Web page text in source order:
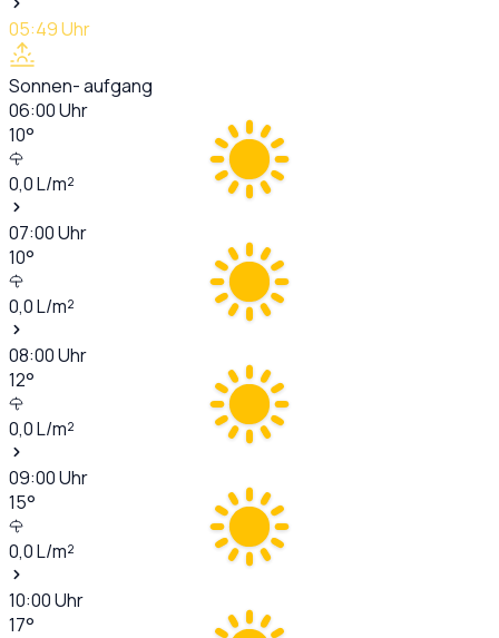
05:49Uhr
Sonnen- aufgang
06:00Uhr
10°
0,0L/m²
07:00Uhr
10°
0,0L/m²
08:00Uhr
12°
0,0L/m²
09:00Uhr
15°
0,0L/m²
10:00Uhr
17°